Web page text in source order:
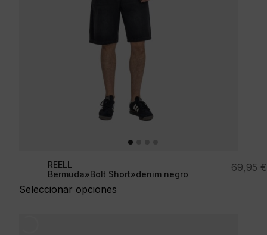
REELL
Bermuda»Bolt Short»denim negro
Seleccionar opciones
69,95 €